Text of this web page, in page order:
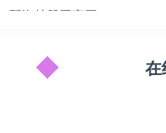
配资炒股网官网
奥体中心正式开门迎客。
app杠杆股票 世界杯冠
在